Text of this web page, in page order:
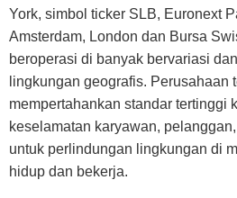
York, simbol ticker SLB, Euronext
Amsterdam, London dan Bursa
beroperasi di banyak bervariasi
lingkungan geografis. Perusahaan
mempertahankan standar tertinggi
keselamatan karyawan,
untuk perlindungan lingkungan di
hidup dan bekerja.